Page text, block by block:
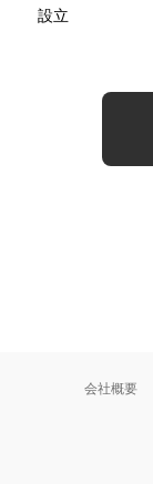
設立
会社概要